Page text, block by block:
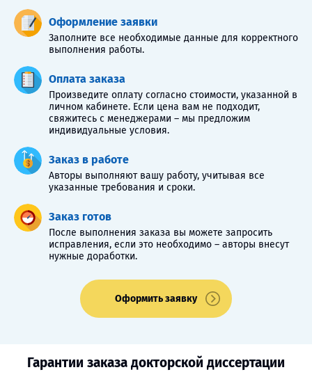
Оформление заявки
Заполните все необходимые данные для корректного
выполнения работы.
Оплата заказа
Произведите оплату согласно стоимости, указанной в
личном кабинете. Если цена вам не подходит,
свяжитесь с менеджерами – мы предложим
индивидуальные условия.
Заказ в работе
Авторы выполняют вашу работу, учитывая все
указанные требования и сроки.
Заказ готов
После выполнения заказа вы можете запросить
исправления, если это необходимо – авторы внесут
нужные доработки.
Оформить заявку
Гарантии заказа докторской диссертации